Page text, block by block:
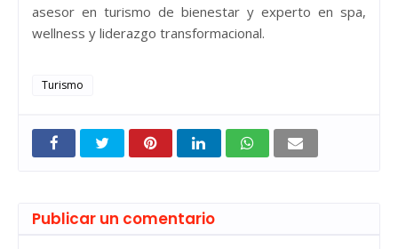
asesor en turismo de bienestar y experto en spa,
wellness y liderazgo transformacional.
Turismo
Publicar un comentario